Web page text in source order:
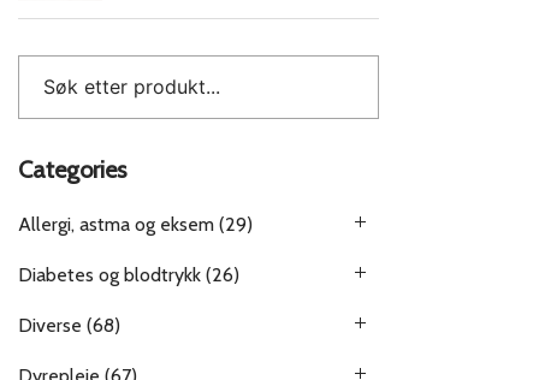
Categories
Allergi, astma og eksem (29)
Diabetes og blodtrykk (26)
Diverse (68)